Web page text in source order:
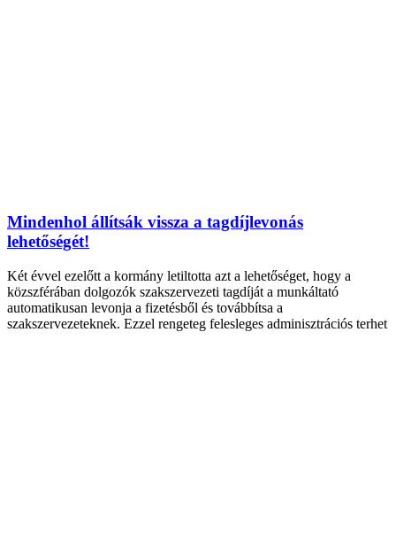
Mindenhol állítsák vissza a tagdíjlevonás
lehetőségét!
Két évvel ezelőtt a kormány letiltotta azt a lehetőséget, hogy a
közszférában dolgozók szakszervezeti tagdíját a munkáltató
automatikusan levonja a fizetésből és továbbítsa a
szakszervezeteknek. Ezzel rengeteg felesleges adminisztrációs terhet